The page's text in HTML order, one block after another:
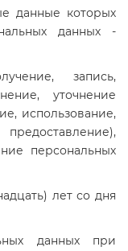
данные которых
данных -
запись,
уточнение
использование,
персональных
лет со дня
данных при